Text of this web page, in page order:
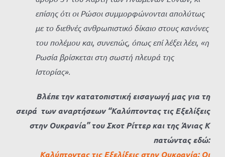
επίσης ότι οι Ρώσοι συμμορφώνονται απολύτως
με το διεθνές ανθρωπιστικό δίκαιο στους κανόνες
του πολέμου και, συνεπώς, όπως επί λέξει λέει, «η
Ρωσία βρίσκεται στη σωστή πλευρά της
Ιστορίας».
Βλέπε την κατατοπιστική εισαγωγή μας για τη
σειρά των αναρτήσεων “Καλύπτοντας τις Εξελίξεις
στην Ουκρανία” του Σκοτ Ρίττερ και της Άνιας Κ
πατώντας εδώ:
Καλύπτοντας τις Εξελίξεις στην Ουκρανία: Οι